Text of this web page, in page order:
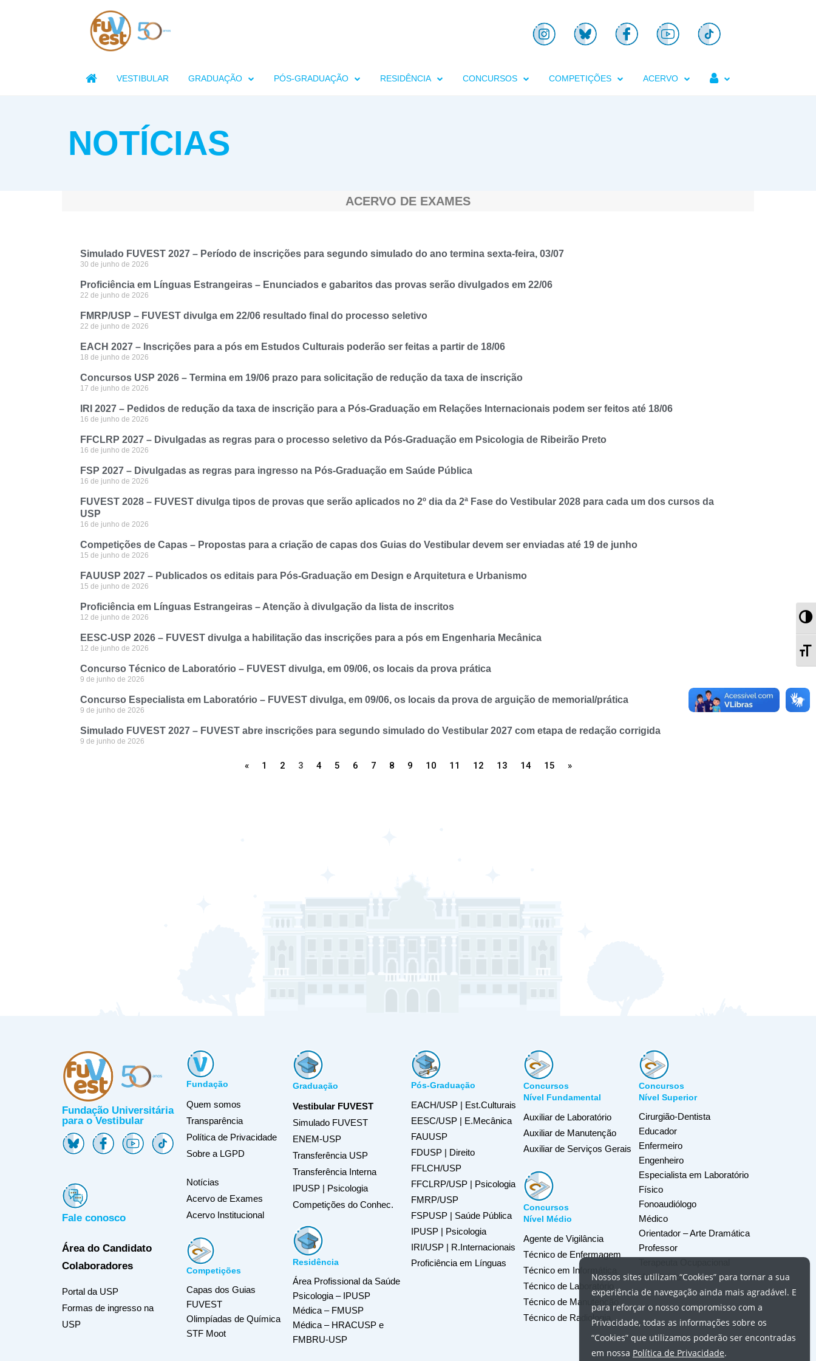
 VESTIBULAR GRADUAÇÃO PÓS-GRADUAÇÃO RESIDÊNCIA CONCURSOS COMPETIÇÕES ACERVO 
NOTÍCIAS
ACERVO DE EXAMES
Simulado FUVEST 2027 – Período de inscrições para segundo simulado do ano termina sexta-feira, 03/07
30 de junho de 2026
Proficiência em Línguas Estrangeiras – Enunciados e gabaritos das provas serão divulgados em 22/06
22 de junho de 2026
FMRP/USP – FUVEST divulga em 22/06 resultado final do processo seletivo
22 de junho de 2026
EACH 2027 – Inscrições para a pós em Estudos Culturais poderão ser feitas a partir de 18/06
18 de junho de 2026
Concursos USP 2026 – Termina em 19/06 prazo para solicitação de redução da taxa de inscrição
17 de junho de 2026
IRI 2027 – Pedidos de redução da taxa de inscrição para a Pós-Graduação em Relações Internacionais podem ser feitos até 18/06
16 de junho de 2026
FFCLRP 2027 – Divulgadas as regras para o processo seletivo da Pós-Graduação em Psicologia de Ribeirão Preto
16 de junho de 2026
FSP 2027 – Divulgadas as regras para ingresso na Pós-Graduação em Saúde Pública
16 de junho de 2026
FUVEST 2028 – FUVEST divulga tipos de provas que serão aplicados no 2º dia da 2ª Fase do Vestibular 2028 para cada um dos cursos da
USP
16 de junho de 2026
Competições de Capas – Propostas para a criação de capas dos Guias do Vestibular devem ser enviadas até 19 de junho
15 de junho de 2026
FAUUSP 2027 – Publicados os editais para Pós-Graduação em Design e Arquitetura e Urbanismo
15 de junho de 2026
Proficiência em Línguas Estrangeiras – Atenção à divulgação da lista de inscritos
12 de junho de 2026
EESC-USP 2026 – FUVEST divulga a habilitação das inscrições para a pós em Engenharia Mecânica
12 de junho de 2026
Concurso Técnico de Laboratório – FUVEST divulga, em 09/06, os locais da prova prática
9 de junho de 2026
Concurso Especialista em Laboratório – FUVEST divulga, em 09/06, os locais da prova de arguição de memorial/prática
9 de junho de 2026
Simulado FUVEST 2027 – FUVEST abre inscrições para segundo simulado do Vestibular 2027 com etapa de redação corrigida
9 de junho de 2026
« 1 2 3 4 5 6 7 8 9 10 11 12 13 14 15 »
Fundação Universitária
para o Vestibular
Fale conosco
Área do Candidato
Colaboradores
Portal da USP
Formas de ingresso na
USP
Fundação
Quem somos
Transparência
Política de Privacidade
Sobre a LGPD
Notícias
Acervo de Exames
Acervo Institucional
Competições
Capas dos Guias
FUVEST
Olimpíadas de Química
STF Moot
Graduação
Vestibular FUVEST
Simulado FUVEST
ENEM-USP
Transferência USP
Transferência Interna
IPUSP | Psicologia
Competições do Conhec.
Residência
Área Profissional da Saúde
Psicologia – IPUSP
Médica – FMUSP
Médica – HRACUSP e
FMBRU-USP
Pós-Graduação
EACH/USP | Est.Culturais
EESC/USP | E.Mecânica
FAUUSP
FDUSP | Direito
FFLCH/USP
FFCLRP/USP | Psicologia
FMRP/USP
FSPUSP | Saúde Pública
IPUSP | Psicologia
IRI/USP | R.Internacionais
Proficiência em Línguas
Concursos
Nível Fundamental
Auxiliar de Laboratório
Auxiliar de Manutenção
Auxiliar de Serviços Gerais
Concursos
Nível Médio
Agente de Vigilância
Técnico de Enfermagem
Técnico em Informática
Técnico de Laboratório
Técnico de Manutenção
Técnico de Radiologia
Concursos
Nível Superior
Cirurgião-Dentista
Educador
Enfermeiro
Engenheiro
Especialista em Laboratório
Físico
Fonoaudiólogo
Médico
Orientador – Arte Dramática
Professor
Veterinário
Nossos sites utilizam “Cookies” para tornar a sua
experiência de navegação ainda mais agradável. E
para reforçar o nosso compromisso com a
Privacidade, todas as informações sobre os
“Cookies” que utilizamos poderão ser encontradas
em nossa Política de Privacidade.